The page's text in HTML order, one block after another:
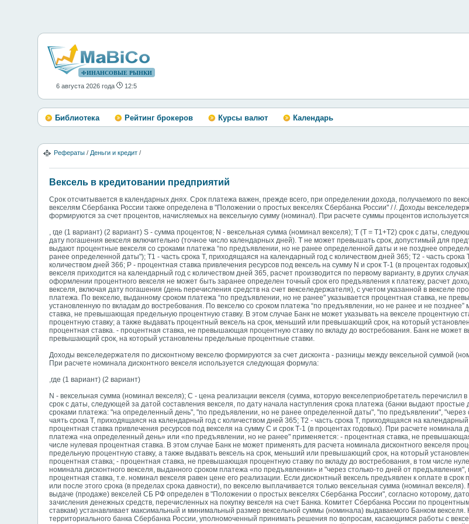
ФИНАНСОВЫЕ РЫНКИ
6 августа 2026 года 12:5
Библиотека Рейтинг брокеров Курсы валют Календарь
Рефераты / Деньги и кредит /
Вексель в кредитовании предприятий
Срок отсчитывается в календарных днях. Срок платежа важен, прежде всего, при определении дохода, получаемого по
векселям Сбербанка России также определена в "Положении о простых векселях Сбербанка России" / /. Доходы
формируются за счет процентов, начисляемых на вексельную сумму (номинал). При расчете суммы процентов
, где (1 вариант) (2 вариант) S - сумма процентов; N - вексельная сумма (номинал векселя); T (Т = Т1+Т2) срок с даты,
дату погашения векселя включительно (точное число календарных дней). Т не может превышать срок, допустимый для
выдают процентные векселя со сроками платежа “по предъявлении, но не ранее определенной даты и не позднее
ранее определенной даты"); Т1 - часть срока Т, приходящаяся на календарный год с количеством дней 365; Т2 - часть
количеством дней 366; Р - процентная ставка привлечения ресурсов под вексель на сумму N и срок Т-1 (в процентах
векселя приходится на календарный год с количеством дней 365, расчет производится по первому варианту, в других
оформлении процентного векселя не может быть заранее определен точный срок его предъявления к платежу, расчет
векселя, включая дату погашения (день перечисления средств на счет векселедержателя), с учетом указанной в векселе
платежа. По векселю, выданному сроком платежа “по предъявлении, но не ранее" указывается процентная ставка, не
установленную по вкладам до востребования. По векселю со сроком платежа “по предъявлении, но не ранее и не позднее”
ставка, не превышающая предельную процентную ставку. В этом случае Банк не может указывать на векселе процентную
процентную ставку; а также выдавать процентный вексель на срок, меньший или превышающий срок, на который
процентная ставка. - процентная ставка, не превышающая процентную ставку по вкладу до востребования. Банк не может
превышающий срок, на который установлены предельные процентные ставки.
Доходы векселедержателя по дисконтному векселю формируются за счет дисконта - разницы между вексельной суммой
При расчете номинала дисконтного векселя используется следующая формула:
,где (1 вариант) (2 вариант)
N - вексельная сумма (номинал векселя); С - цена реализации векселя (сумма, которую векселеприобретатель перечислил
срок с даты, следующей за датой составления векселя, по дату начала наступления срока платежа (банки выдают
сроками платежа: "на определенный день", "по предъявлении, но не ранее определенной даты", "по предъявлении", "через
чаять срока Т, приходящаяся на календарный год с количеством дней 365; Т2 - часть срока Т, приходящаяся на
процентная ставка привлечения ресурсов под векселя на сумму С и срок Т-1 (в процентах годовых). При расчете номинала
платежа «на определенный день» или «по предъявлении, но не ранее" применяется: - процентная ставка, не
числе нулевая процентная ставка. В этом случае Банк не может применять для расчета номинала дисконтного векселя
предельную процентную ставку, а также выдавать вексель на срок, меньший или превышающий срок, на который
процентная ставка; - процентная ставка, не превышающая процентную ставку по вкладу до востребования, в том числе
номинала дисконтного векселя, выданного сроком платежа «по предъявлении» и "через столько-то дней от предъявления",
процентная ставка, т.е. номинал векселя равен цене его реализации. Если дисконтный вексель предъявлен к оплате в срок
или после этого срока (в пределах срока давности), по векселю выплачивается только вексельная сумма (номинал
выдаче (продаже) векселей СБ РФ определен в "Положении о простых векселях Сбербанка России", согласно которому,
зачисления денежных средств, перечисленных на покупку векселя на счет Банка. Комитет Сбербанка России по
ставкам) устанавливает максимальный и минимальный размер вексельной суммы (номинала) выдаваемого Банком векселя.
территориального банка Сбербанка России, уполномоченный принимать решения по вопросам, касающимся работы с